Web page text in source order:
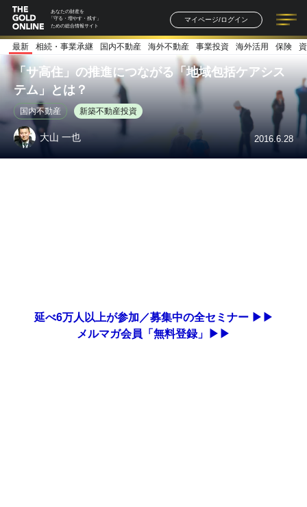
あなたの財産を
「守る・増やす・残す」
ための総合情報サイト
マイページ/ログイン
記事一覧 連載一覧
著者一覧 書籍一覧
最新 相続・事業承継 国内不動産 海外不動産 事業投資 海外活用 保険
「サ高住」の推進につながる「地域包括ケアシス
テム」とは？
国内不動産 新築不動産投資
大山 一也 2016.6.28
延べ6万人以上が参加／募集中の全セミナー ▶▶
メルマガ会員「無料登録」▶▶